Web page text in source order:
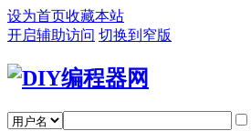
设为首页收藏本站
开启辅助访问 切换到窄版